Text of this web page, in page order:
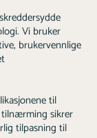
Vi bruker
brukervennlige
til
sikrer
tilpasning til